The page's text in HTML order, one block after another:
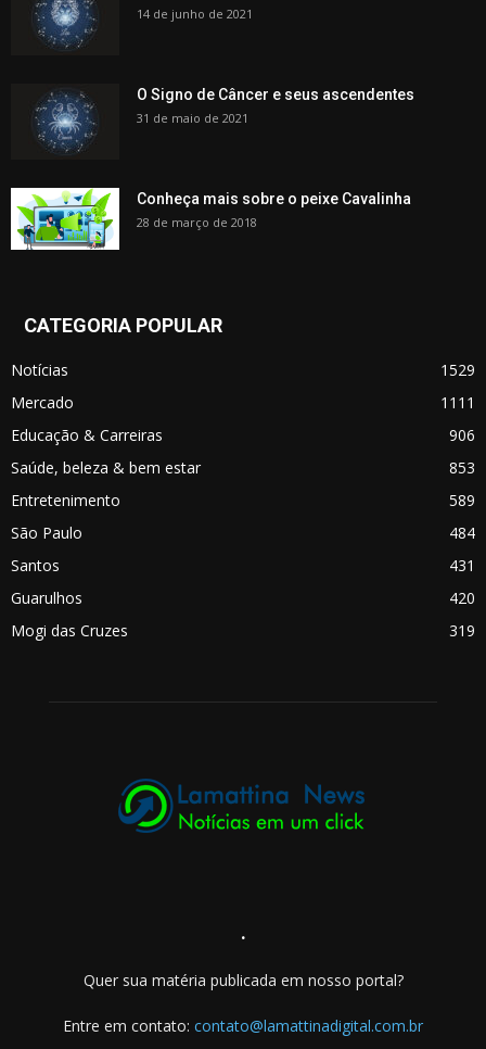
14 de junho de 2021
O Signo de Câncer e seus ascendentes
31 de maio de 2021
Conheça mais sobre o peixe Cavalinha
28 de março de 2018
CATEGORIA POPULAR
Notícias
1529
Mercado
1111
Educação & Carreiras
906
Saúde, beleza & bem estar
853
Entretenimento
589
São Paulo
484
Santos
431
Guarulhos
420
Mogi das Cruzes
319
.
Quer sua matéria publicada em nosso portal?
Entre em contato: contato@lamattinadigital.com.br